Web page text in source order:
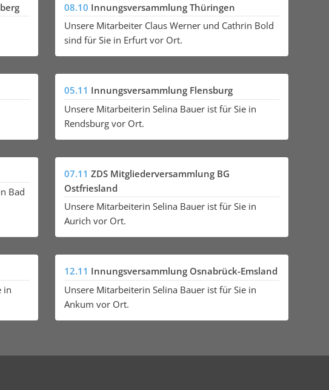
08.10 Innungsversammlung Thüringen
Unsere Mitarbeiter Claus Werner und Cathrin Bold
sind für Sie in Erfurt vor Ort.
05.11 Innungsversammlung Flensburg
Unsere Mitarbeiterin Selina Bauer ist für Sie in
Rendsburg vor Ort.
Bad
07.11 ZDS Mitgliederversammlung BG
Ostfriesland
Unsere Mitarbeiterin Selina Bauer ist für Sie in
Aurich vor Ort.
in
12.11 Innungsversammlung Osnabrück-Emsland
Unsere Mitarbeiterin Selina Bauer ist für Sie in
Ankum vor Ort.